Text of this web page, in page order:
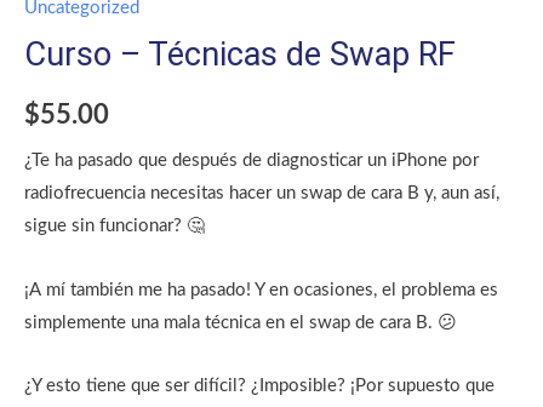
Uncategorized
Curso – Técnicas de Swap RF
$55.00
¿Te ha pasado que después de diagnosticar un iPhone por
radiofrecuencia necesitas hacer un swap de cara B y, aun así,
sigue sin funcionar? 🤔
¡A mí también me ha pasado! Y en ocasiones, el problema es
simplemente una mala técnica en el swap de cara B. 😕
¿Y esto tiene que ser difícil? ¿Imposible? ¡Por supuesto que